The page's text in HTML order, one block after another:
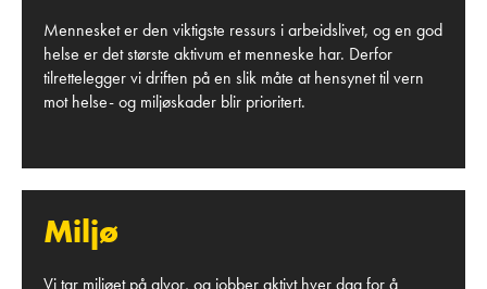
Mennesket er den viktigste ressurs i arbeidslivet, og en god
helse er det største aktivum et menneske har. Derfor
tilrettelegger vi driften på en slik måte at hensynet til vern
mot helse- og miljøskader blir prioritert.
Miljø
Vi tar miljøet på alvor, og jobber aktivt hver dag for å